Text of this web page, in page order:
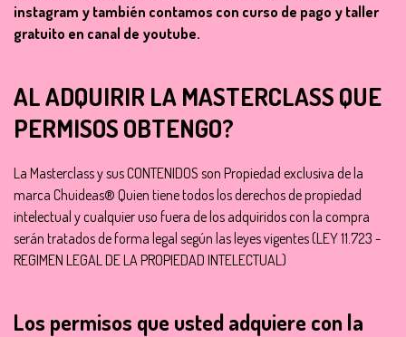
instagram y también contamos con curso de pago y taller
gratuito en canal de youtube.
AL ADQUIRIR LA MASTERCLASS QUE
PERMISOS OBTENGO?
La Masterclass y sus CONTENIDOS son Propiedad exclusiva de la
marca Chuideas® Quien tiene todos los derechos de propiedad
intelectual y cualquier uso fuera de los adquiridos con la compra
serán tratados de forma legal según las leyes vigentes (LEY 11.723 -
REGIMEN LEGAL DE LA PROPIEDAD INTELECTUAL)
Los permisos que usted adquiere con la